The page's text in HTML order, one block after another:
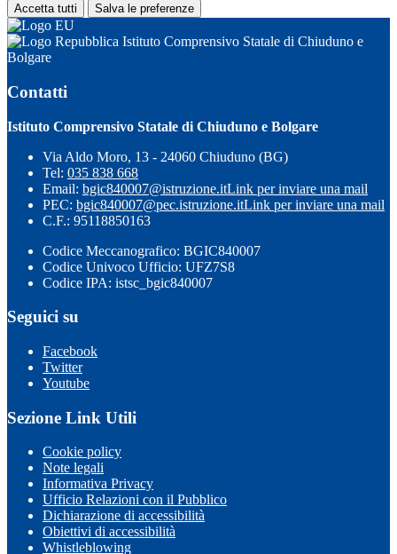
Accetta tutti Salva le preferenze
Istituto Comprensivo Statale di Chiuduno e
Bolgare
Contatti
Istituto Comprensivo Statale di Chiuduno e Bolgare
Via Aldo Moro, 13 - 24060 Chiuduno (BG)
Tel: 035 838 668
Email: bgic840007@istruzione.itLink per inviare una mail
PEC: bgic840007@pec.istruzione.itLink per inviare una mail
C.F.: 95118850163
Codice Meccanografico: BGIC840007
Codice Univoco Ufficio: UFZ7S8
Codice IPA: istsc_bgic840007
Seguici su
Facebook
Twitter
Youtube
Sezione Link Utili
Cookie policy
Note legali
Informativa Privacy
Ufficio Relazioni con il Pubblico
Dichiarazione di accessibilità
Obiettivi di accessibilità
Whistleblowing